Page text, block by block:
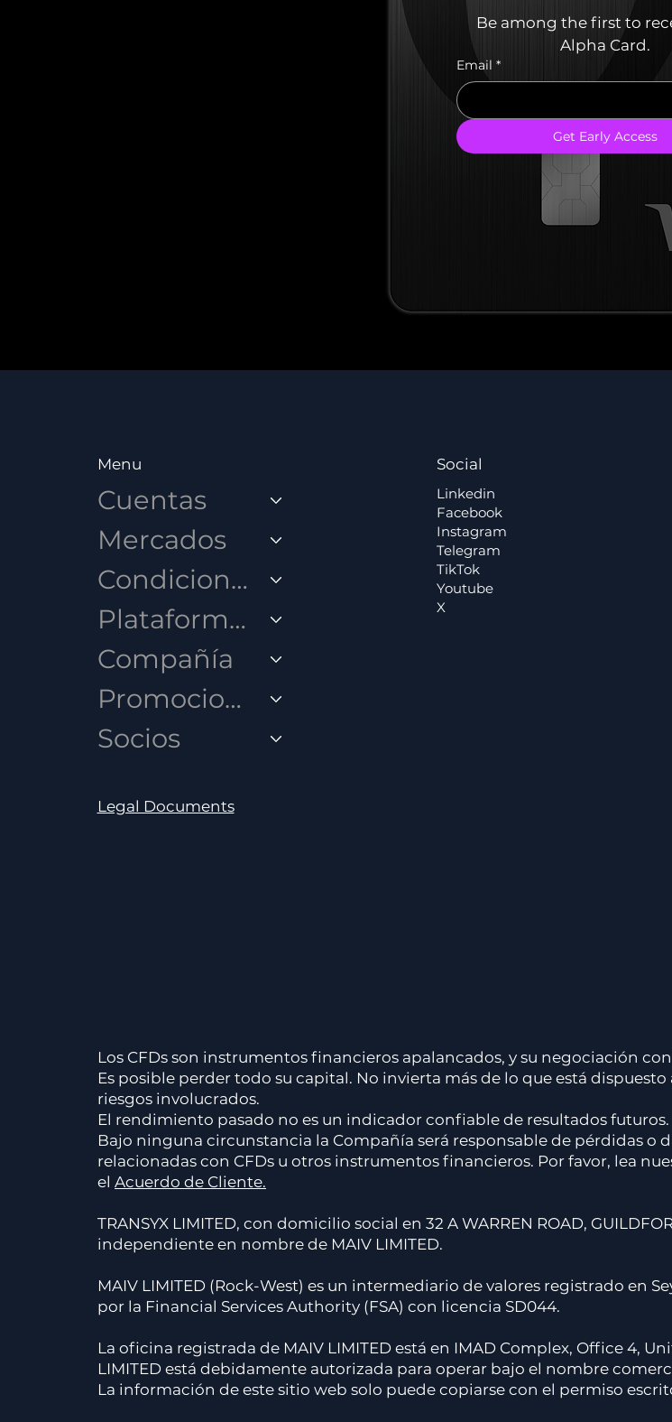
Be among the first to
Alpha Card.
Email *
Get Early Access
Menu
Cuentas
Mercados
Condiciones
Plataformas
Compañía
Promociones
Socios
Legal Documents
Social
Linkedin
Facebook
Instagram
Telegram
TikTok
Youtube
X
Los CFDs son instrumentos financieros apalancados, y su negociación
Es posible perder todo su capital. No invierta más de lo que está
riesgos involucrados.
El rendimiento pasado no es un indicador confiable de resultados futuros.
Bajo ninguna circunstancia la Compañía será responsable de pérdidas o
relacionadas con CFDs u otros instrumentos financieros. Por favor, lea
elAcuerdo de Cliente.
TRANSYX LIMITED, con domicilio social en 32 A WARREN ROAD,
independiente en nombre de MAIV LIMITED.
MAIV LIMITED (Rock-West) es un intermediario de valores registrado en
por la Financial Services Authority (FSA) con licencia SD044.
La oficina registrada de MAIV LIMITED está en IMAD Complex, Office 4,
LIMITED está debidamente autorizada para operar bajo el nombre
La información de este sitio web solo puede copiarse con el permiso